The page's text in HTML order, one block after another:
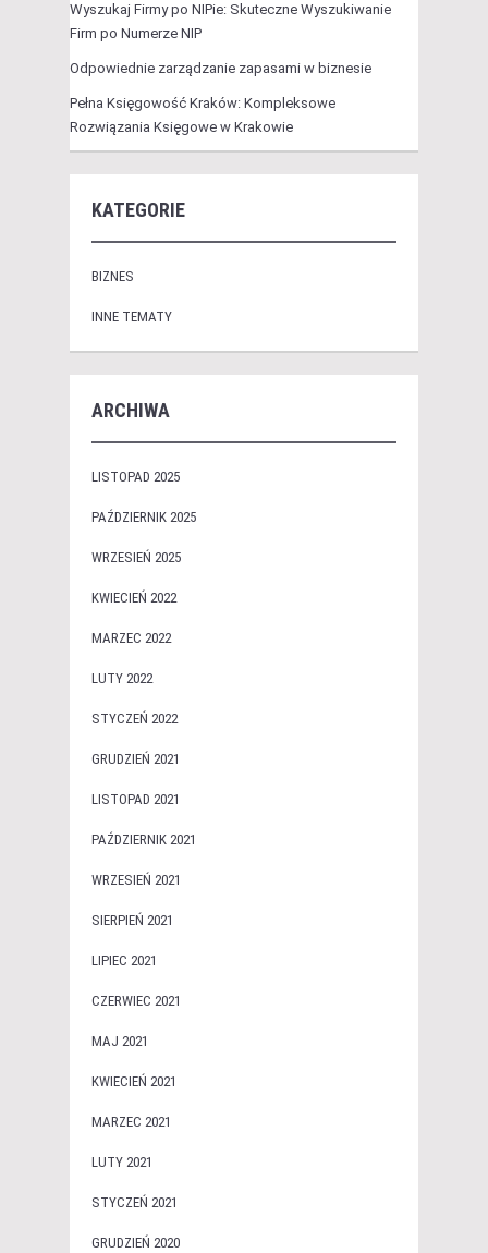
Wyszukaj Firmy po NIPie: Skuteczne Wyszukiwanie
Firm po Numerze NIP
Odpowiednie zarządzanie zapasami w biznesie
Pełna Księgowość Kraków: Kompleksowe
Rozwiązania Księgowe w Krakowie
KATEGORIE
BIZNES
INNE TEMATY
ARCHIWA
LISTOPAD 2025
PAŹDZIERNIK 2025
WRZESIEŃ 2025
KWIECIEŃ 2022
MARZEC 2022
LUTY 2022
STYCZEŃ 2022
GRUDZIEŃ 2021
LISTOPAD 2021
PAŹDZIERNIK 2021
WRZESIEŃ 2021
SIERPIEŃ 2021
LIPIEC 2021
CZERWIEC 2021
MAJ 2021
KWIECIEŃ 2021
MARZEC 2021
LUTY 2021
STYCZEŃ 2021
GRUDZIEŃ 2020